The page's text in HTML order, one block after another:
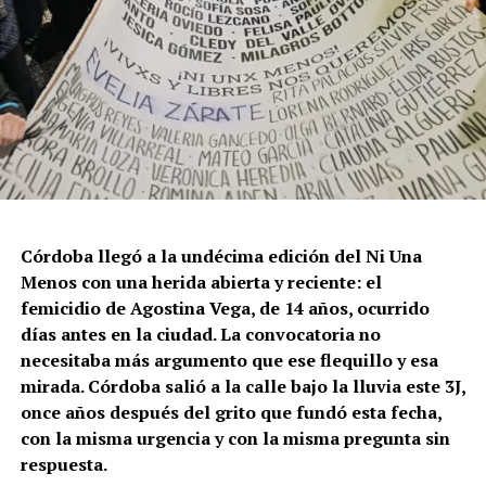
Córdoba llegó a la undécima edición del Ni Una
Menos con una herida abierta y reciente: el
femicidio de Agostina Vega, de 14 años, ocurrido
días antes en la ciudad. La convocatoria no
necesitaba más argumento que ese flequillo y esa
mirada. Córdoba salió a la calle bajo la lluvia este 3J,
once años después del grito que fundó esta fecha,
con la misma urgencia y con la misma pregunta sin
respuesta.